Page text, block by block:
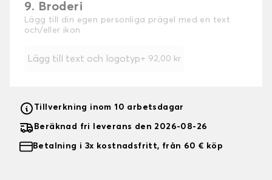
9. Broderi
Lägg till din egen personliga prägel med en text
och/eller ikon
Lägg till text och logotyp+ 92,00 kr
Tillverkning inom 10 arbetsdagar
Beräknad fri leverans den 2026-08-26
Betalning i 3x kostnadsfritt, från 60 € köp